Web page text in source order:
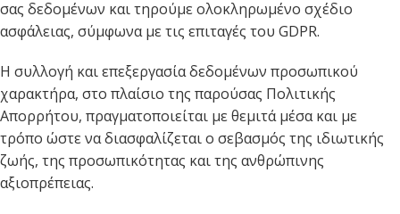
σας δεδομένων και τηρούμε ολοκληρωμένο σχέδιο
ασφάλειας, σύμφωνα με τις επιταγές του GDPR.
Η συλλογή και επεξεργασία δεδομένων προσωπικού
χαρακτήρα, στο πλαίσιο της παρούσας Πολιτικής
Απορρήτου, πραγματοποιείται με θεμιτά μέσα και με
τρόπο ώστε να διασφαλίζεται ο σεβασμός της ιδιωτικής
ζωής, της προσωπικότητας και της ανθρώπινης
αξιοπρέπειας.